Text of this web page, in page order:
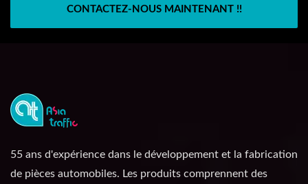
CONTACTEZ-NOUS MAINTENANT !!
55 ans d'expérience dans le développement et la fabrication
de pièces automobiles. Les produits comprennent des